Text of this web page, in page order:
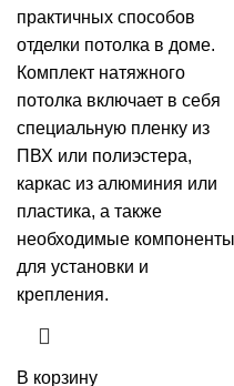
практичных способов
отделки потолка в доме.
Комплект натяжного
потолка включает в себя
специальную пленку из
ПВХ или полиэстера,
каркас из алюминия или
пластика, а также
необходимые компоненты
для установки и
крепления.
В корзину